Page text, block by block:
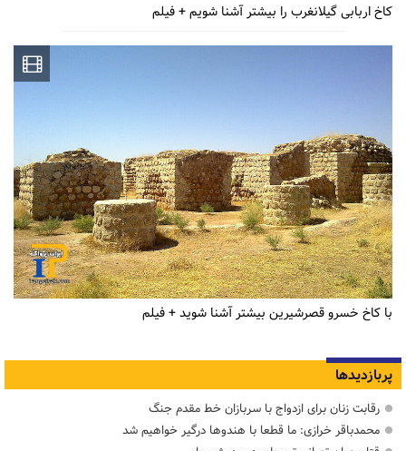
کاخ اربابی گیلانغرب را بیشتر آشنا شویم + فیلم
با کاخ خسرو قصرشیرین بیشتر آشنا شوید + فیلم
پربازدیدها
رقابت زنان برای ازدواج با سربازان خط مقدم جنگ
محمدباقر خرازی: ما قطعا با هندوها درگیر خواهیم شد